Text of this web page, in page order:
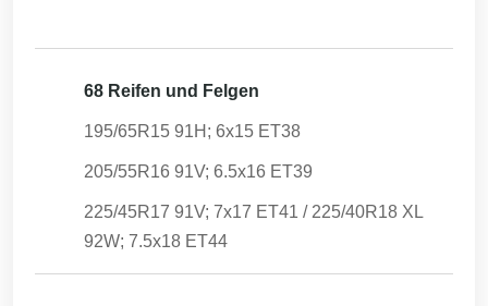
68 Reifen und Felgen
195/65R15 91H; 6x15 ET38
205/55R16 91V; 6.5x16 ET39
225/45R17 91V; 7x17 ET41 / 225/40R18 XL
92W; 7.5x18 ET44